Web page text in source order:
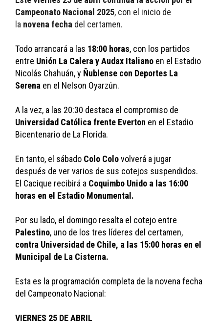
Campeonato Nacional 2025, con el inicio de
la novena fecha del certamen.
Todo arrancará a las 18:00 horas, con los partidos
entre Unión La Calera y Audax Italiano en el Estadio
Nicolás Chahuán, y Ñublense con Deportes La
Serena en el Nelson Oyarzún.
Universidad Católica frente Everton en el Estadio
Bicentenario de La Florida.
En tanto, el sábado Colo Colo volverá a jugar
después de ver varios de sus cotejos suspendidos.
El Cacique recibirá a Coquimbo Unido a las 16:00
horas en el Estadio Monumental.
Palestino
contra Universidad de Chile, a las 15:00 horas en el
Municipal de La Cisterna.
Esta es la programación completa de la novena fecha
del Campeonato Nacional:
VIERNES 25 DE ABRIL